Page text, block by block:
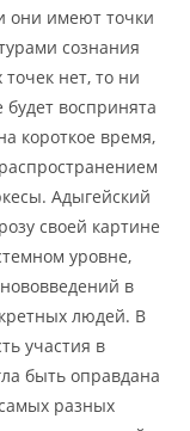
они имеют точки
сознания
нет, то ни
воспринята
короткое время,
Адыгейский
своей картине
уровне,
в
людей. В
участия в
быть оправдана
разных